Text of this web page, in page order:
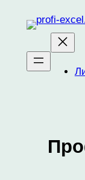
содержимому